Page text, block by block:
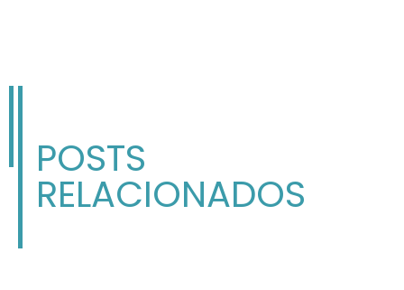
POSTS
RELACIONADOS